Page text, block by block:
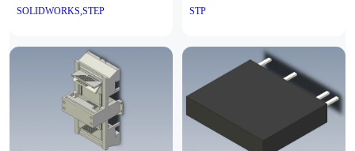
SOLIDWORKS,STEP STP